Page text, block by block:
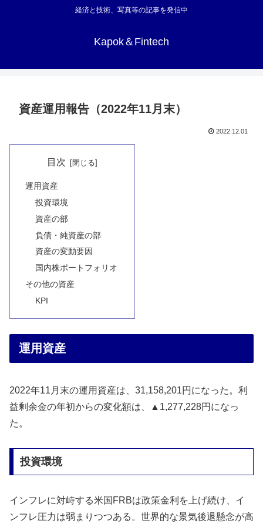
経済と技術、写真等の記事を発信中
Kapok＆Fintech
資産運用報告（2022年11月末）
2022.12.01
目次
運用資産
投資環境
資産の部
負債・純資産の部
資産の変動要因
国内株ポートフォリオ
その他の資産
KPI
運用資産
2022年11月末の運用資産は、31,158,201円になった。利
益剰余金の年初からの変化額は、▲1,277,228円になっ
た。
投資環境
インフレに対峙する米国FRBは政策金利を上げ続け、イ
ンフレ圧力は弱まりつつある。世界的な景気後退懸念が高